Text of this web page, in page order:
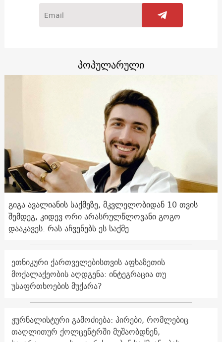
პოპულარული
გიგა ავალიანის საქმეზე, მკვლელობიდან 10 თვის
შემდეგ, კიდევ ორი არასრულწლოვანი გოგო
დააკავეს. რას აჩვენებს ეს საქმე
ეთნიკური ქართველებისთვის აფხაზეთის
მოქალაქეობის აღდგენა: ინტეგრაცია თუ
უსაფრთხოების მუქარა?
ჟურნალისტური გამოძიება: პირები, რომლებიც
თაღლითურ ქოლცენტრში მუშაობდნენ,